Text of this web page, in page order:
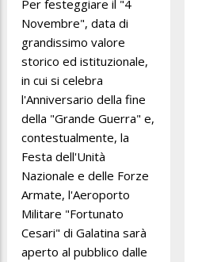
Per festeggiare il "4
Novembre", data di
grandissimo valore
storico ed istituzionale,
in cui si celebra
l'Anniversario della fine
della "Grande Guerra" e,
contestualmente, la
Festa dell'Unità
Nazionale e delle Forze
Armate, l'Aeroporto
Militare "Fortunato
Cesari" di Galatina sarà
aperto al pubblico dalle